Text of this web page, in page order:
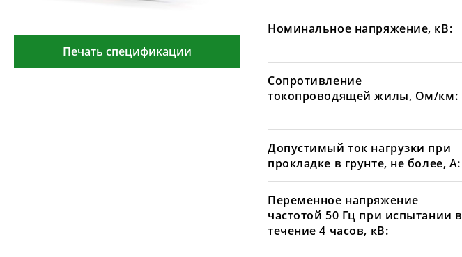
Печать спецификации
Номинальное напряжение, кВ:
Сопротивление
токопроводящей жилы, Ом/км:
Допустимый ток нагрузки при
прокладке в грунте, не более, А:
Переменное напряжение
частотой 50 Гц при испытании в
течение 4 часов, кВ: